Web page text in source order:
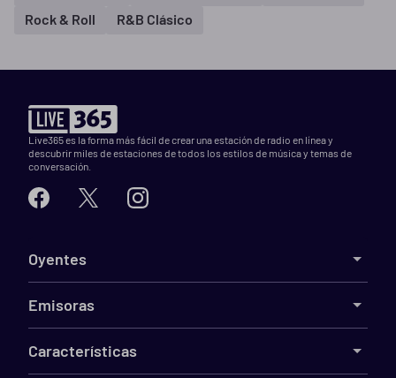
Rock & Roll
R&B Clásico
Live365 es la forma más fácil de crear una estación de radio en línea y
descubrir miles de estaciones de todos los estilos de música y temas de
conversación.
Oyentes
Emisoras
Características